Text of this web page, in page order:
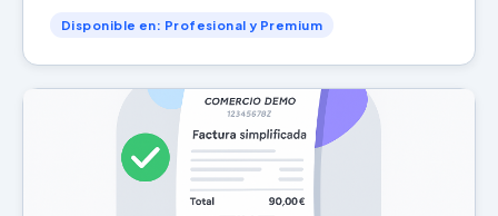
Disponible en: Profesional y Premium